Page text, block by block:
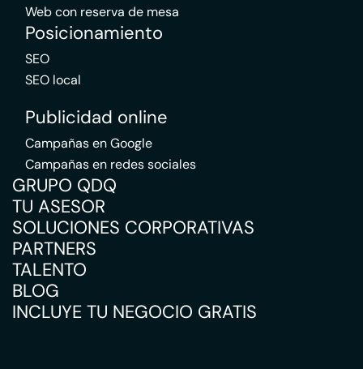
Web con reserva de mesa
Posicionamiento
SEO
SEO local
Publicidad online
Campañas en Google
Campañas en redes sociales
GRUPO QDQ
TU ASESOR
SOLUCIONES CORPORATIVAS
PARTNERS
TALENTO
BLOG
INCLUYE TU NEGOCIO GRATIS